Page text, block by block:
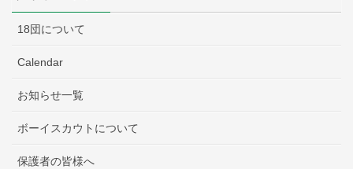
18団について
Calendar
お知らせ一覧
ボーイスカウトについて
保護者の皆様へ